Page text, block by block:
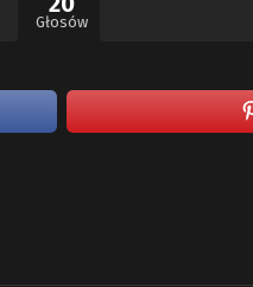
Głosów